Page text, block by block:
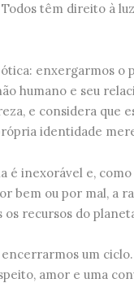
têm direito à
enxergarmos o
humano e seu
e considera que
identidade
é inexorável e,
bem ou por mal, a
os recursos do
um
amor e uma